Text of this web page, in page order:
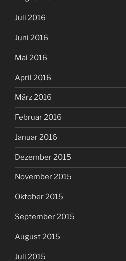
Juli 2016
Juni 2016
Mai 2016
April 2016
März 2016
Februar 2016
Januar 2016
Dezember 2015
November 2015
Oktober 2015
September 2015
August 2015
Juli 2015